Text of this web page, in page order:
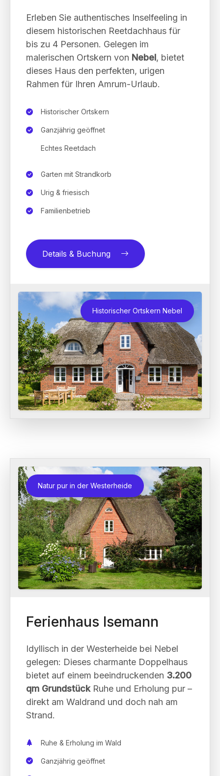
Erleben Sie authentisches Inselfeeling in
diesem historischen Reetdachhaus für
bis zu 4 Personen. Gelegen im
malerischen Ortskern von Nebel, bietet
dieses Haus den perfekten, urigen
Rahmen für Ihren Amrum-Urlaub.
Historischer Ortskern
Ganzjährig geöffnet
Echtes Reetdach
Garten mit Strandkorb
Urig & friesisch
Familienbetrieb
Details & Buchung
Historischer Ortskern Nebel
Natur pur in der Westerheide
Ferienhaus Isemann
Idyllisch in der Westerheide bei Nebel
gelegen: Dieses charmante Doppelhaus
bietet auf einem beeindruckenden 3.200
qm GrundstückRuhe und Erholung pur –
direkt am Waldrand und doch nah am
Strand.
Ruhe & Erholung im Wald
Ganzjährig geöffnet